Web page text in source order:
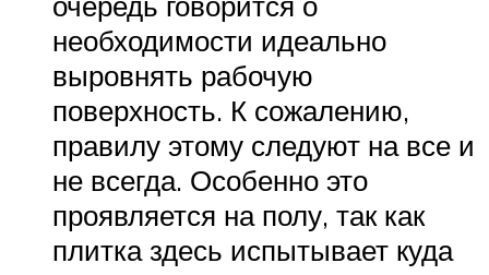
необходимости идеально
выровнять рабочую
поверхность. К сожалению,
правилу этому следуют на все и
не всегда. Особенно это
проявляется на полу, так как
плитка здесь испытывает куда